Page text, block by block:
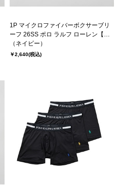
1P マイクロファイバーボクサーブリ
ーフ 26SS ポロ ラルフ ローレン【前
閉じ】(RM3-D201）
（ネイビー）
￥2,640(税込)